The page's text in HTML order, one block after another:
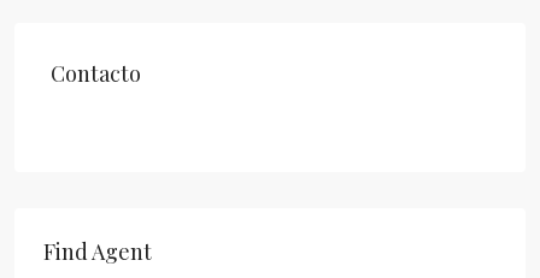
Contacto
Find Agent